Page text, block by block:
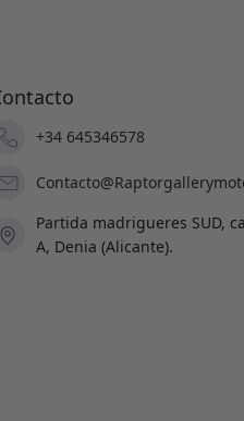
+34 645346578
Partida madrigueres SUD,
A, Denia (Alicante).